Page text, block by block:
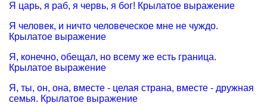
Я царь, я раб, я червь, я бог! Крылатое выражение
Я человек, и ничто человеческое мне не чуждо.
Крылатое выражение
Я, конечно, обещал, но всему же есть граница.
Крылатое выражение
Я, ты, он, она, вместе - целая страна, вместе - дружная
семья. Крылатое выражение